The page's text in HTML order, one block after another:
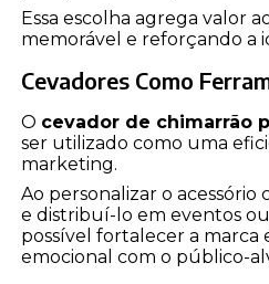
Essa escolha agrega valor
memorável e reforçando a
Cevadores Como
O cevador de chimarrão
ser utilizado como uma
marketing.
Ao personalizar o acessório
e distribuí-lo em eventos
possível fortalecer a marca
emocional com o público-